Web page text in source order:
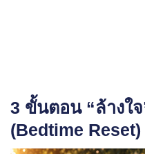
3 ขั้นตอน “ล้างใ
(Bedtime Reset)